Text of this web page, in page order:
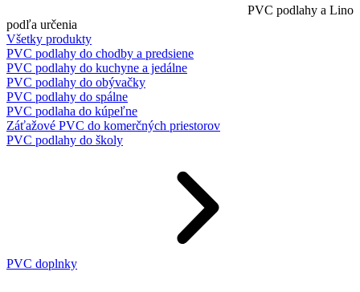
PVC podlahy a Lino
podľa určenia
Všetky produkty
PVC podlahy do chodby a predsiene
PVC podlahy do kuchyne a jedálne
PVC podlahy do obývačky
PVC podlahy do spálne
PVC podlaha do kúpeľne
Záťažové PVC do komerčných priestorov
PVC podlahy do školy
PVC doplnky